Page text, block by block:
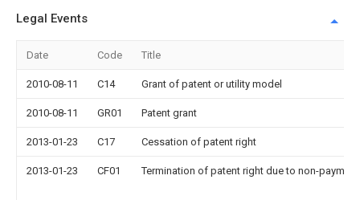
Legal Events
Date Code Title
2010-08-11 C14 Grant of patent or utility model
2010-08-11 GR01 Patent grant
2013-01-23 C17 Cessation of patent right
2013-01-23 CF01 Termination of patent right due to non-